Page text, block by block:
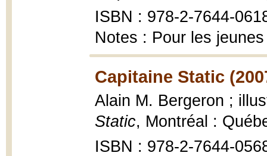
ISBN : 978-2-7644-
Notes : Pour les jeunes
Capitaine Static
Alain M. Bergeron ;
Static, Montréal :
ISBN : 978-2-7644-